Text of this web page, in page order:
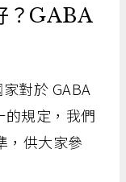
？GABA
對於 GABA
規定，我們
，供大家參